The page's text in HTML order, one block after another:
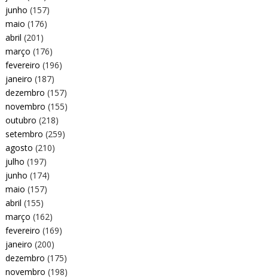
junho (157)
maio (176)
abril (201)
março (176)
fevereiro (196)
janeiro (187)
dezembro (157)
novembro (155)
outubro (218)
setembro (259)
agosto (210)
julho (197)
junho (174)
maio (157)
abril (155)
março (162)
fevereiro (169)
janeiro (200)
dezembro (175)
novembro (198)